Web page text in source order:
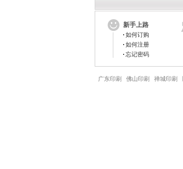
新手上路
如何订购
如何注册
忘记密码
广东印刷 佛山印刷 禅城印刷